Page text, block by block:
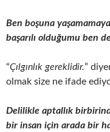
Ben boşuna
başarılı olduğumu ben
“Çılgınlık gereklidir.”
olmak size ne ifade
Delilikle aptallık
bir insan için arada bir